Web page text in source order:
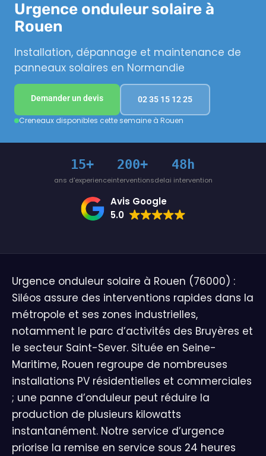
Urgence onduleur solaire à
Rouen
Installation, dépannage et maintenance de
panneaux solaires en Normandie
Demander un devis 02 35 15 12 25
Creneaux disponibles cette semaine à Rouen
15+
ans d'experience
200+
interventions
48h
delai intervention
Avis Google
5.0
Urgence onduleur solaire à Rouen (76000) :
Siléos assure des interventions rapides dans la
métropole et ses zones industrielles,
notamment le parc d’activités des Bruyères et
le secteur Saint-Sever. Située en Seine-
Maritime, Rouen regroupe de nombreuses
installations PV résidentielles et commerciales
; une panne d’onduleur peut réduire la
production de plusieurs kilowatts
instantanément. Notre service d’urgence
priorise la remise en service sous 24 heures